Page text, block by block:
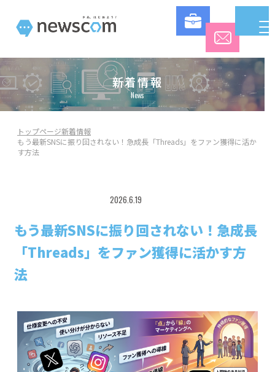
新着情報
News
トップページ新着情報
もう最新SNSに振り回されない！急成長「Threads」をファン獲得に活か
す方法
2026.6.19
もう最新SNSに振り回されない！急成長
「Threads」をファン獲得に活かす方
法